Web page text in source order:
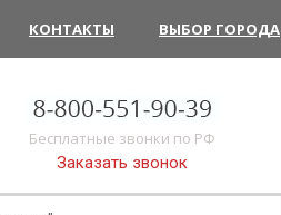
КОНТАКТЫ ВЫБОР ГОРОДА
Бесплатные звонки по РФ
Заказать звонок